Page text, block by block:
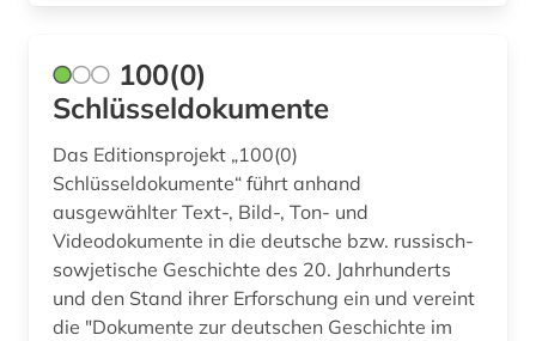
arabische staaten (3)
arabistik (5)
arbeit (1)
arbeiterbewegung (10)
arbeiterin (1)
100(0)
Schlüsseldokumente
Das Editionsprojekt „100(0)
Schlüsseldokumente“ führt anhand
ausgewählter Text-, Bild-, Ton- und
Videodokumente in die deutsche bzw. russisch-
sowjetische Geschichte des 20. Jahrhunderts
und den Stand ihrer Erforschung ein und vereint
die "Dokumente zur deutschen Geschichte im